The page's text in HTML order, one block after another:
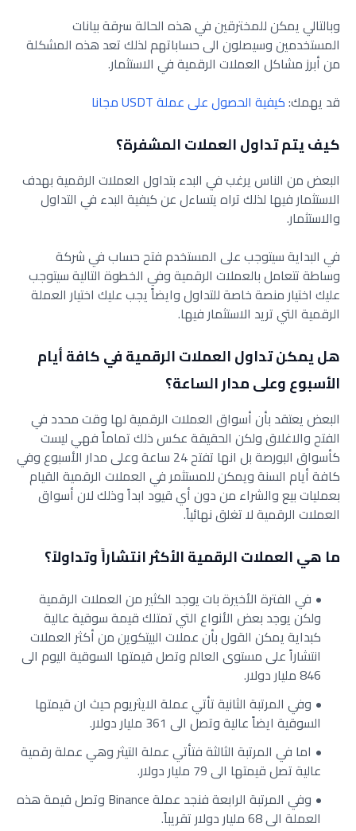
وبالتالي يمكن للمخترقين في هذه الحالة سرقة بيانات
المستخدمين وسيصلون الى حساباتهم لذلك تعد هذه المشكلة
من أبرز مشاكل العملات الرقمية في الاستثمار.
قد يهمك:كيفية الحصول على عملة USDT مجانا
كيف يتم تداول العملات المشفرة؟
البعض من الناس يرغب في البدء بتداول العملات الرقمية بهدف
الاستثمار فيها لذلك تراه يتساءل عن كيفية البدء في التداول
والاستثمار.
في البداية سيتوجب على المستخدم فتح حساب في شركة
وساطة تتعامل بالعملات الرقمية وفي الخطوة التالية سيتوجب
عليك اختيار منصة خاصة للتداول وايضاً يجب عليك اختيار العملة
الرقمية التي تريد الاستثمار فيها.
هل يمكن تداول العملات الرقمية في كافة أيام
الأسبوع وعلى مدار الساعة؟
البعض يعتقد بأن أسواق العملات الرقمية لها وقت محدد في
الفتح والاغلاق ولكن الحقيقة عكس ذلك تماماً فهي ليست
كأسواق البورصة بل انها تفتح 24 ساعة وعلى مدار الأسبوع وفي
كافة أيام السنة ويمكن للمستثمر في العملات الرقمية القيام
بعمليات بيع والشراء من دون أي قيود ابداً وذلك لان أسواق
العملات الرقمية لا تغلق نهائياً.
ما هي العملات الرقمية الأكثر انتشاراً وتداولاً؟
في الفترة الأخيرة بات يوجد الكثير من العملات الرقمية
ولكن يوجد بعض الأنواع التي تمتلك قيمة سوقية عالية
كبداية يمكن القول بأن عملات البيتكوين من أكثر العملات
انتشاراً على مستوى العالم وتصل قيمتها السوقية اليوم الى
846 مليار دولار.
وفي المرتبة الثانية تأتي عملة الايثريوم حيث ان قيمتها
السوقية ايضاً عالية وتصل الى 361 مليار دولار.
اما في المرتبة الثالثة فتأتي عملة التيثر وهي عملة رقمية
عالية تصل قيمتها الى 79 مليار دولار.
وفي المرتبة الرابعة فنجد عملة Binance وتصل قيمة هذه
العملة الى 68 مليار دولار تقريباً.